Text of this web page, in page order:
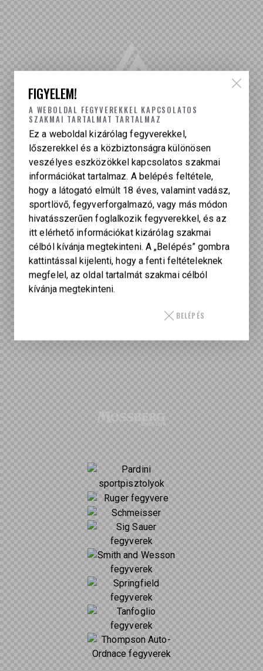
FIGYELEM!
A WEBOLDAL FEGYVEREKKEL KAPCSOLATOS
SZAKMAI TARTALMAT TARTALMAZ
Ez a weboldal kizárólag fegyverekkel,
lőszerekkel és a közbiztonságra különösen
veszélyes eszközökkel kapcsolatos szakmai
információkat tartalmaz. A belépés feltétele,
hogy a látogató elmúlt 18 éves, valamint vadász,
sportlövő, fegyverforgalmazó, vagy más módon
hivatásszerűen foglalkozik fegyverekkel, és az
itt elérhető információkat kizárólag szakmai
célból kívánja megtekinteni. A „Belépés” gombra
kattintással kijelenti, hogy a fenti feltételeknek
megfelel, az oldal tartalmát szakmai célból
kívánja megtekinteni.
BELÉPÉS